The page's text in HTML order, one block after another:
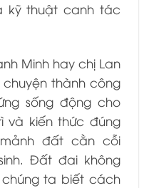
kỹ thuật canh tác
Minh hay chị Lan
thành công
sống động cho
và kiến thức đúng
đất cằn cỗi
Đất đai không
ta biết cách